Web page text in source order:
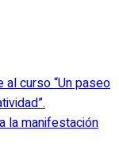
al curso “Un paseo
la manifestación